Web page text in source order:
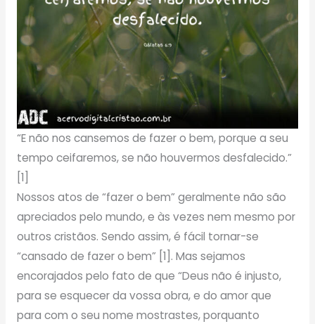
“E não nos cansemos de fazer o bem, porque a seu
tempo ceifaremos, se não houvermos desfalecido.”
[1]
Nossos atos de “fazer o bem” geralmente não são
apreciados pelo mundo, e às vezes nem mesmo por
outros cristãos. Sendo assim, é fácil tornar-se
“cansado de fazer o bem” [1]. Mas sejamos
encorajados pelo fato de que “Deus não é injusto,
para se esquecer da vossa obra, e do amor que
para com o seu nome mostrastes, porquanto